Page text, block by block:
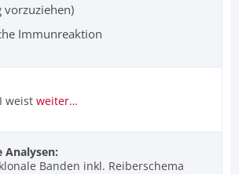
vorzuziehen)
Immunreaktion
weist weiter…
Analysen:
Banden inkl. Reiberschema